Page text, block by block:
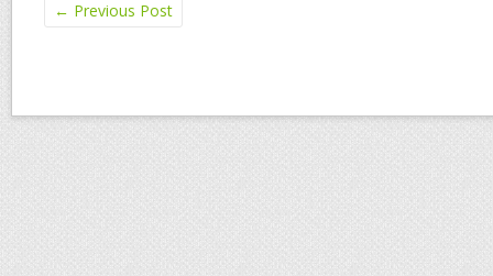
← Previous Post